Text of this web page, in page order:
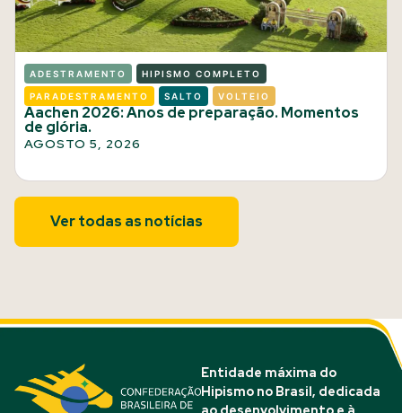
ADESTRAMENTO HIPISMO COMPLETO
PARADESTRAMENTO SALTO VOLTEIO
Aachen 2026: Anos de preparação. Momentos
de glória.
AGOSTO 5, 2026
Ver todas as notícias
Entidade máxima do
Hipismo no Brasil, dedicada